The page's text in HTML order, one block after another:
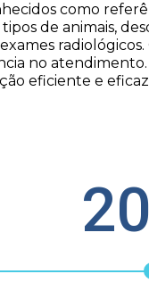
como
de animais,
no
eficiente e